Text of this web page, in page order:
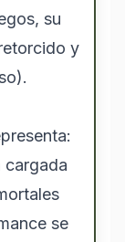
su
y
cargada
se